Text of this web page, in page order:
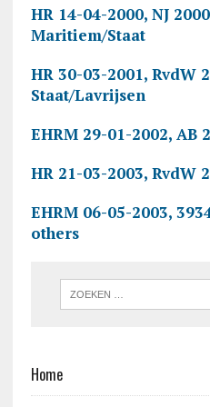
HR 14-04-2000, NJ
Maritiem/Staat
HR 30-03-2001, RvdW
Staat/Lavrijsen
EHRM 29-01-2002, AB
HR 21-03-2003, RvdW
EHRM 06-05-2003,
others
Home